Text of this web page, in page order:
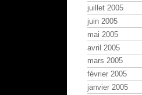
juillet 2005
juin 2005
mai 2005
avril 2005
mars 2005
février 2005
janvier 2005